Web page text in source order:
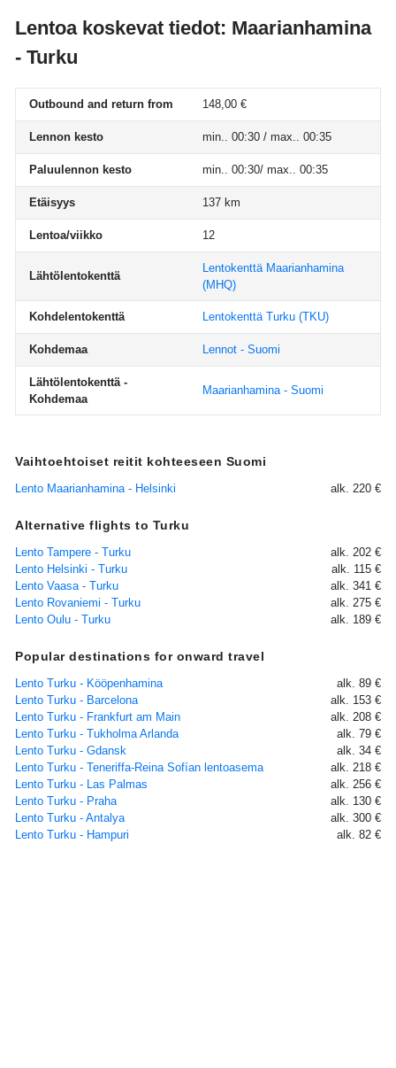
Lentoa koskevat tiedot: Maarianhamina
- Turku
Outbound and return from 148,00 €
Lennon kesto min.. 00:30 / max.. 00:35
Paluulennon kesto min.. 00:30/ max.. 00:35
Etäisyys 137 km
Lentoa/viikko 12
Lähtölentokenttä
Lentokenttä Maarianhamina
(MHQ)
Kohdelentokenttä Lentokenttä Turku (TKU)
Kohdemaa Lennot - Suomi
Lähtölentokenttä -
Kohdemaa
Maarianhamina - Suomi
Vaihtoehtoiset reitit kohteeseen Suomi
Lento Maarianhamina - Helsinki alk. 220 €
Alternative flights to Turku
Lento Tampere - Turku
alk. 202 €
Lento Helsinki - Turku
alk. 115 €
Lento Vaasa - Turku
alk. 341 €
Lento Rovaniemi - Turku
alk. 275 €
Lento Oulu - Turku
alk. 189 €
Popular destinations for onward travel
Lento Turku - Kööpenhamina
alk. 89 €
Lento Turku - Barcelona
alk. 153 €
Lento Turku - Frankfurt am Main
alk. 208 €
Lento Turku - Tukholma Arlanda
alk. 79 €
Lento Turku - Gdansk
alk. 34 €
Lento Turku - Teneriffa-Reina Sofían lentoasema
alk. 218 €
Lento Turku - Las Palmas
alk. 256 €
Lento Turku - Praha
alk. 130 €
Lento Turku - Antalya
alk. 300 €
Lento Turku - Hampuri
alk. 82 €